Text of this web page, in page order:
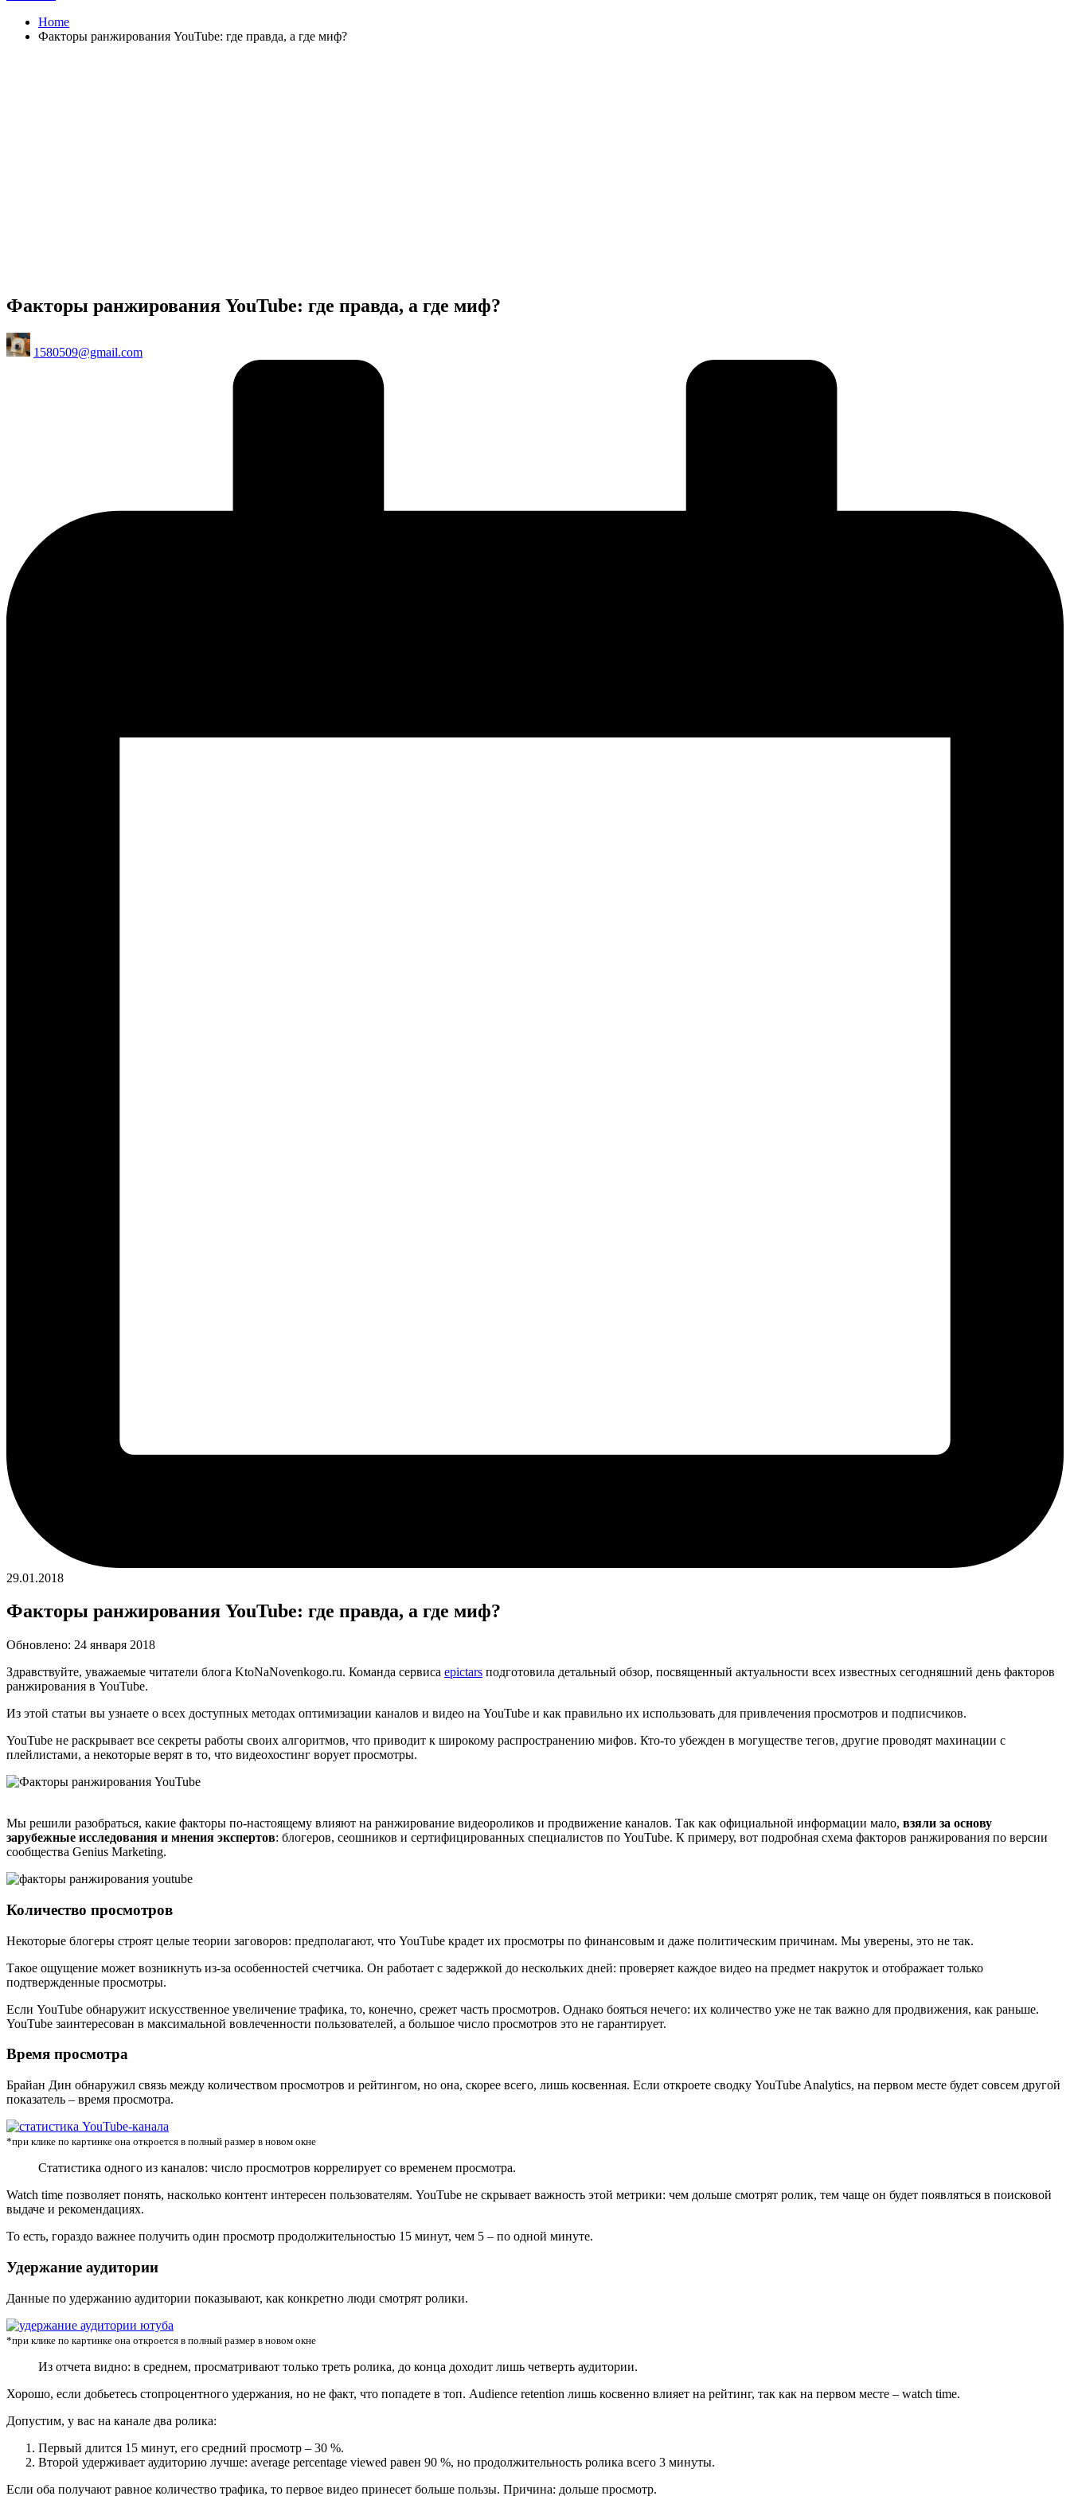
Home
Факторы ранжирования YouTube: где правда, а где миф?
Факторы ранжирования YouTube: где правда, а где миф?
Posted
by
1580509@gmail.com
29.01.2018
Факторы ранжирования YouTube: где правда, а где миф?
Обновлено: 24 января 2018
Здравствуйте, уважаемые читатели блога KtoNaNovenkogo.ru. Команда сервиса epictars подготовила детальный обзор, посвященный актуальности всех известных сегодняшний день факторов
ранжирования в YouTube.
Из этой статьи вы узнаете о всех доступных методах оптимизации каналов и видео на YouTube и как правильно их использовать для привлечения просмотров и подписчиков.
YouTube не раскрывает все секреты работы своих алгоритмов, что приводит к широкому распространению мифов. Кто-то убежден в могуществе тегов, другие проводят махинации с
плейлистами, а некоторые верят в то, что видеохостинг ворует просмотры.
Мы решили разобраться, какие факторы по-настоящему влияют на ранжирование видеороликов и продвижение каналов. Так как официальной информации мало, взяли за основу
зарубежные исследования и мнения экспертов: блогеров, сеошников и сертифицированных специалистов по YouTube. К примеру, вот подробная схема факторов ранжирования по версии
сообщества Genius Marketing.
Количество просмотров
Некоторые блогеры строят целые теории заговоров: предполагают, что YouTube крадет их просмотры по финансовым и даже политическим причинам. Мы уверены, это не так.
Такое ощущение может возникнуть из-за особенностей счетчика. Он работает с задержкой до нескольких дней: проверяет каждое видео на предмет накруток и отображает только
подтвержденные просмотры.
Если YouTube обнаружит искусственное увеличение трафика, то, конечно, срежет часть просмотров. Однако бояться нечего: их количество уже не так важно для продвижения, как раньше.
YouTube заинтересован в максимальной вовлеченности пользователей, а большое число просмотров это не гарантирует.
Время просмотра
Брайан Дин обнаружил связь между количеством просмотров и рейтингом, но она, скорее всего, лишь косвенная. Если откроете сводку YouTube Analytics, на первом месте будет совсем другой
показатель – время просмотра.
*при клике по картинке она откроется в полный размер в новом окне
Статистика одного из каналов: число просмотров коррелирует со временем просмотра.
Watch time позволяет понять, насколько контент интересен пользователям. YouTube не скрывает важность этой метрики: чем дольше смотрят ролик, тем чаще он будет появляться в поисковой
выдаче и рекомендациях.
То есть, гораздо важнее получить один просмотр продолжительностью 15 минут, чем 5 – по одной минуте.
Удержание аудитории
Данные по удержанию аудитории показывают, как конкретно люди смотрят ролики.
*при клике по картинке она откроется в полный размер в новом окне
Из отчета видно: в среднем, просматривают только треть ролика, до конца доходит лишь четверть аудитории.
Хорошо, если добьетесь стопроцентного удержания, но не факт, что попадете в топ. Audience retention лишь косвенно влияет на рейтинг, так как на первом месте – watch time.
Допустим, у вас на канале два ролика:
Первый длится 15 минут, его средний просмотр – 30 %.
Второй удерживает аудиторию лучше: average percentage viewed равен 90 %, но продолжительность ролика всего 3 минуты.
Если оба получают равное количество трафика, то первое видео принесет больше пользы. Причина: дольше просмотр.